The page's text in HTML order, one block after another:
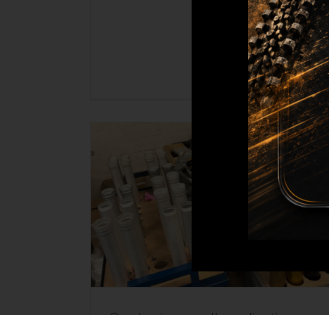
Quel prix pour
l’anodisation des
pièces moto ?